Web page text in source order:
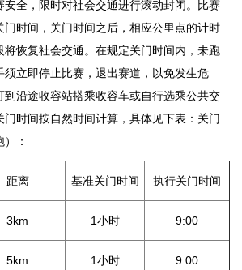
安全，限时对社会交通进行滚动封闭。比赛
门时间，关门时间之后，相应公里点的计时
将恢复社会交通。在规定关门时间内，未跑
须立即停止比赛，退出赛道，以免发生危
到沿途收容站搭乘收容车或自行选乘公共交
时间按自然时间计算，具体见下表：关门
：
距离 基准关门时间 执行关门时间
3km 1小时 9:00
5km 1小时 9:00